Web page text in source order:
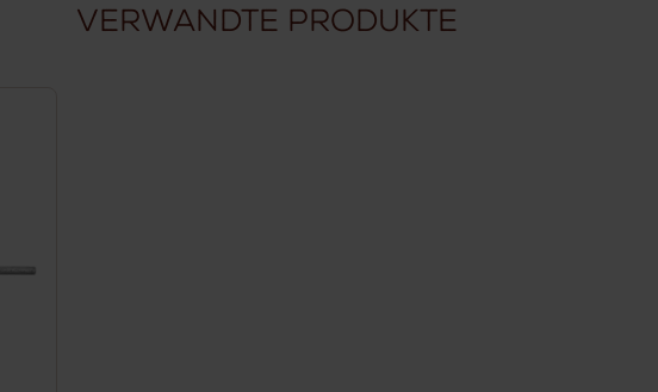
Verwandte Produkte